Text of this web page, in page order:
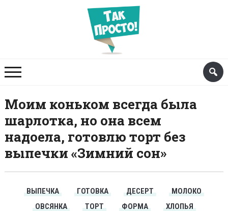
Моим коньком всегда была
шарлотка, но она всем
надоела, готовлю торт без
выпечки «Зимний сон»
ВЫПЕЧКА ГОТОВКА ДЕСЕРТ
МОЛОКО
ОВСЯНКА
ТОРТ ФОРМА
ХЛОПЬЯ